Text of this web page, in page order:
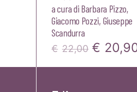
a cura di Barbara Pizzo,
Giacomo Pozzi, Giuseppe
Scandurra
€ 22,00 Il
prezzo
€